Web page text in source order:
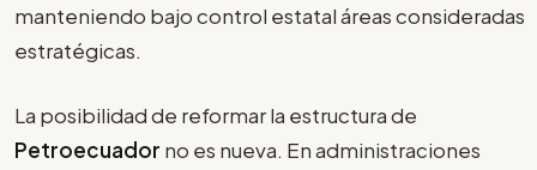
manteniendo bajo control estatal áreas consideradas
estratégicas.
La posibilidad de reformar la estructura de
Petroecuador no es nueva. En administraciones